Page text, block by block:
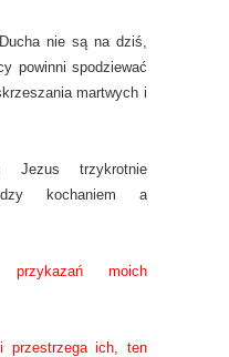
nie są na dziś,
powinni spodziewać
martwych i
Jezus trzykrotnie
kochaniem a
moich
przestrzega ich, ten